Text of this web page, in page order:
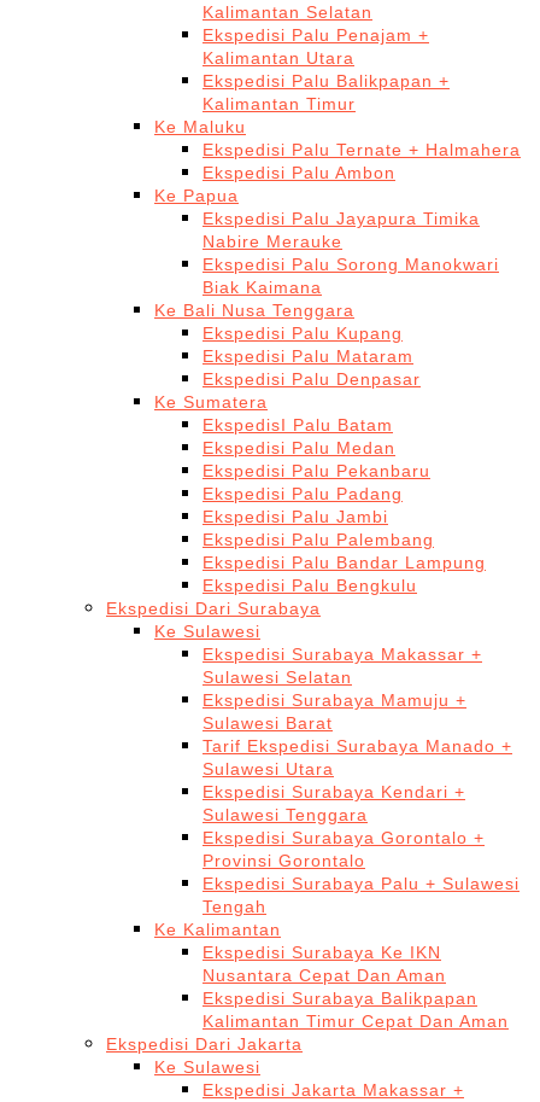
Kalimantan Selatan
Ekspedisi Palu Penajam +
Kalimantan Utara
Ekspedisi Palu Balikpapan +
Kalimantan Timur
Ke Maluku
Ekspedisi Palu Ternate + Halmahera
Ekspedisi Palu Ambon
Ke Papua
Ekspedisi Palu Jayapura Timika
Nabire Merauke
Ekspedisi Palu Sorong Manokwari
Biak Kaimana
Ke Bali Nusa Tenggara
Ekspedisi Palu Kupang
Ekspedisi Palu Mataram
Ekspedisi Palu Denpasar
Ke Sumatera
EkspedisI Palu Batam
Ekspedisi Palu Medan
Ekspedisi Palu Pekanbaru
Ekspedisi Palu Padang
Ekspedisi Palu Jambi
Ekspedisi Palu Palembang
Ekspedisi Palu Bandar Lampung
Ekspedisi Palu Bengkulu
Ekspedisi Dari Surabaya
Ke Sulawesi
Ekspedisi Surabaya Makassar +
Sulawesi Selatan
Ekspedisi Surabaya Mamuju +
Sulawesi Barat
Tarif Ekspedisi Surabaya Manado +
Sulawesi Utara
Ekspedisi Surabaya Kendari +
Sulawesi Tenggara
Ekspedisi Surabaya Gorontalo +
Provinsi Gorontalo
Ekspedisi Surabaya Palu + Sulawesi
Tengah
Ke Kalimantan
Ekspedisi Surabaya Ke IKN
Nusantara Cepat Dan Aman
Ekspedisi Surabaya Balikpapan
Kalimantan Timur Cepat Dan Aman
Ekspedisi Dari Jakarta
Ke Sulawesi
Ekspedisi Jakarta Makassar +